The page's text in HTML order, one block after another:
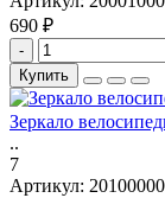
690 ₽
-
Купить
Зеркало
..
7
Артикул: